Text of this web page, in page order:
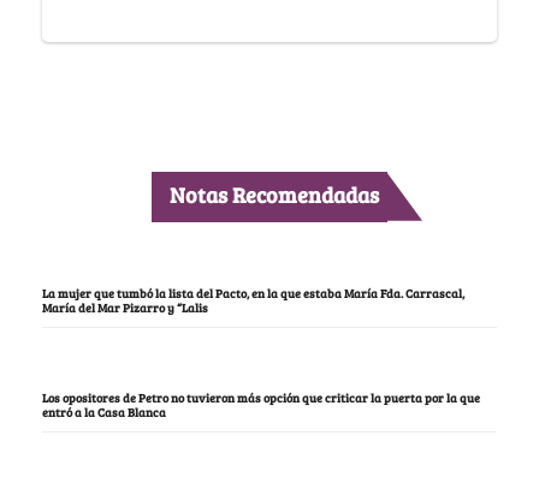
Notas Recomendadas
La mujer que tumbó la lista del Pacto, en la que estaba María Fda. Carrascal,
María del Mar Pizarro y “Lalis
Los opositores de Petro no tuvieron más opción que criticar la puerta por la que
entró a la Casa Blanca